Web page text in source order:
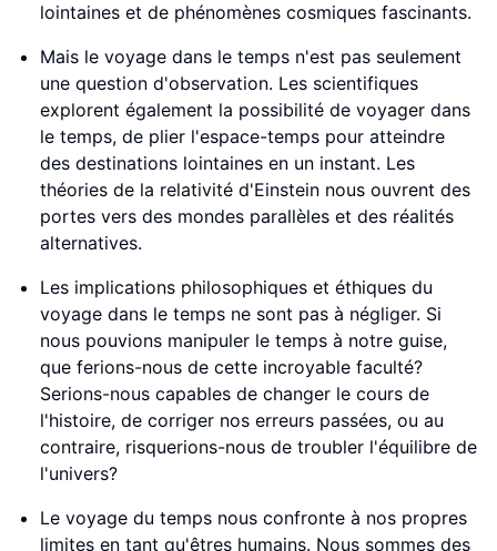
lointaines et de phénomènes cosmiques fascinants.
Mais le voyage dans le temps n'est pas seulement
une question d'observation. Les scientifiques
explorent également la possibilité de voyager dans
le temps, de plier l'espace-temps pour atteindre
des destinations lointaines en un instant. Les
théories de la relativité d'Einstein nous ouvrent des
portes vers des mondes parallèles et des réalités
alternatives.
Les implications philosophiques et éthiques du
voyage dans le temps ne sont pas à négliger. Si
nous pouvions manipuler le temps à notre guise,
que ferions-nous de cette incroyable faculté?
Serions-nous capables de changer le cours de
l'histoire, de corriger nos erreurs passées, ou au
contraire, risquerions-nous de troubler l'équilibre de
l'univers?
Le voyage du temps nous confronte à nos propres
limites en tant qu'êtres humains. Nous sommes des